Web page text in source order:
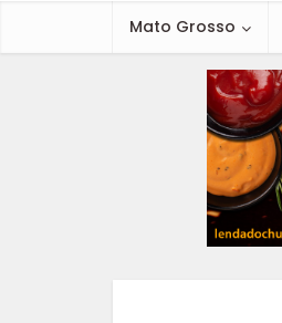
Mato Grosso